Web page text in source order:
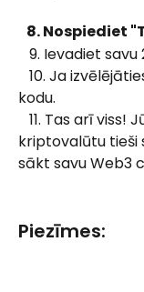
8.
9. Ievadiet
kodu.
kriptovalūtu tieši
sākt savu Web3
Piezīmes: